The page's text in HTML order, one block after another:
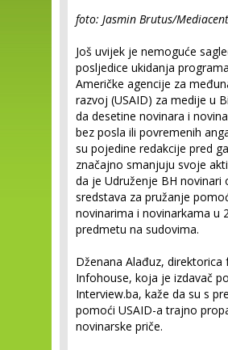
foto: Jasmin Brutus/
Još uvijek je nemoguće
posljedice ukidanja
Američke agencije za
razvoj (USAID) za medije u
da desetine novinara i
bez posla ili povremenih
su pojedine redakcije pred
značajno smanjuju svoje
da je Udruženje BH novinari
sredstava za pružanje
novinarima i novinarkama u
predmetu na sudovima.
Dženana Alađuz, direktorica
Infohouse, koja je izdavač
Interview.ba, kaže da su s
pomoći USAID-a trajno
novinarske priče.